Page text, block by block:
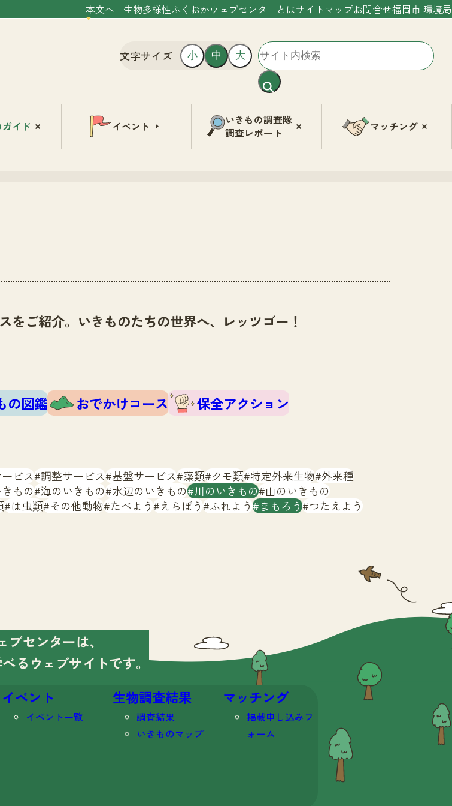
本文へ 生物多様性ふくおかウェブセンターとはサイトマップお問合せ福岡市 環境局
文字サイズ 小 中 大
イド イベント
いきもの調査隊
調査レポート
マッチング
をご紹介。いきものたちの世界へ、レッツゴー！
の図鑑 おでかけコース
保全アクション
ビス 調整サービス 基盤サービス 藻類 クモ類 特定外来生物 外来種
もの 海のいきもの 水辺のいきもの 川のいきもの 山のいきもの
は虫類 その他動物 たべよう えらぼう ふれよう まもろう つたえよう
センターは、
る ウェブサイトです。
イベント
イベント一覧
生物調査結果
調査結果
いきものマップ
マッチング
掲載申し込みフ
ォーム